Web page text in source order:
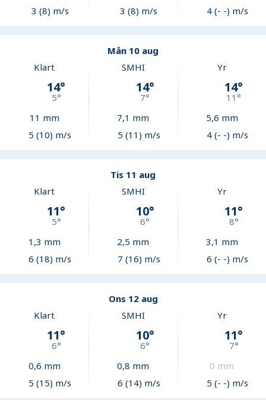
3 (8) m/s
3 (8) m/s
4 (- -) m/s
Mån 10 aug
Klart
14°
5°
11 mm
5 (10) m/s
SMHI
14°
7°
7,1 mm
5 (11) m/s
Yr
14°
11°
5,6 mm
4 (- -) m/s
Tis 11 aug
Klart
11°
5°
1,3 mm
6 (18) m/s
SMHI
10°
6°
2,5 mm
7 (16) m/s
Yr
11°
8°
3,1 mm
6 (- -) m/s
Ons 12 aug
Klart
11°
6°
0,6 mm
5 (15) m/s
SMHI
10°
6°
0,8 mm
6 (14) m/s
Yr
11°
7°
0 mm
5 (- -) m/s